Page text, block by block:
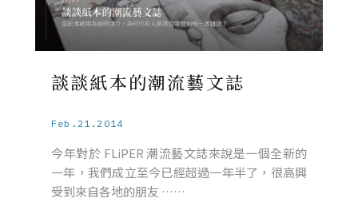
談談紙本的潮流藝文誌
Feb.21.2014
今年對於 FLiPER 潮流藝文誌來說是一個全新的
一年，我們成立至今已經超過一年半了，很高興
受到來自各地的朋友 ……